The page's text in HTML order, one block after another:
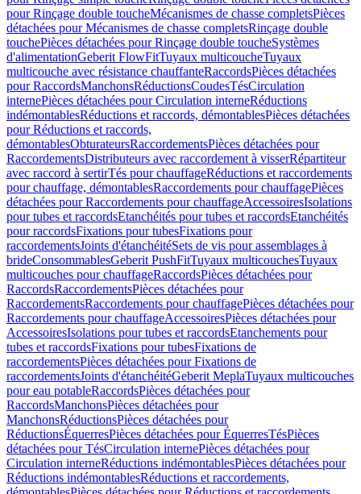
pour Rinçage double toucheMécanismes de chasse completsPièces
détachées pour Mécanismes de chasse completsRinçage double
touchePièces détachées pour Rinçage double toucheSystèmes
d'alimentationGeberit FlowFitTuyaux multicoucheTuyaux
multicouche avec résistance chauffanteRaccordsPièces détachées
pour RaccordsManchonsRéductionsCoudesTésCirculation
internePièces détachées pour Circulation interneRéductions
indémontablesRéductions et raccords, démontablesPièces détachées
pour Réductions et raccords,
démontablesObturateursRaccordementsPièces détachées pour
RaccordementsDistributeurs avec raccordement à visserRépartiteur
avec raccord à sertirTés pour chauffageRéductions et raccordements
pour chauffage, démontablesRaccordements pour chauffagePièces
détachées pour Raccordements pour chauffageAccessoiresIsolations
pour tubes et raccordsEtanchéités pour tubes et raccordsEtanchéités
pour raccordsFixations pour tubesFixations pour
raccordementsJoints d'étanchéitéSets de vis pour assemblages à
brideConsommablesGeberit PushFitTuyaux multicouchesTuyaux
multicouches pour chauffageRaccordsPièces détachées pour
RaccordsRaccordementsPièces détachées pour
RaccordementsRaccordements pour chauffagePièces détachées pour
Raccordements pour chauffageAccessoiresPièces détachées pour
AccessoiresIsolations pour tubes et raccordsEtanchements pour
tubes et raccordsFixations pour tubesFixations de
raccordementsPièces détachées pour Fixations de
raccordementsJoints d'étanchéitéGeberit MeplaTuyaux multicouches
pour eau potableRaccordsPièces détachées pour
RaccordsManchonsPièces détachées pour
ManchonsRéductionsPièces détachées pour
RéductionsÉquerresPièces détachées pour ÉquerresTésPièces
détachées pour TésCirculation internePièces détachées pour
Circulation interneRéductions indémontablesPièces détachées pour
Réductions indémontablesRéductions et raccordements,